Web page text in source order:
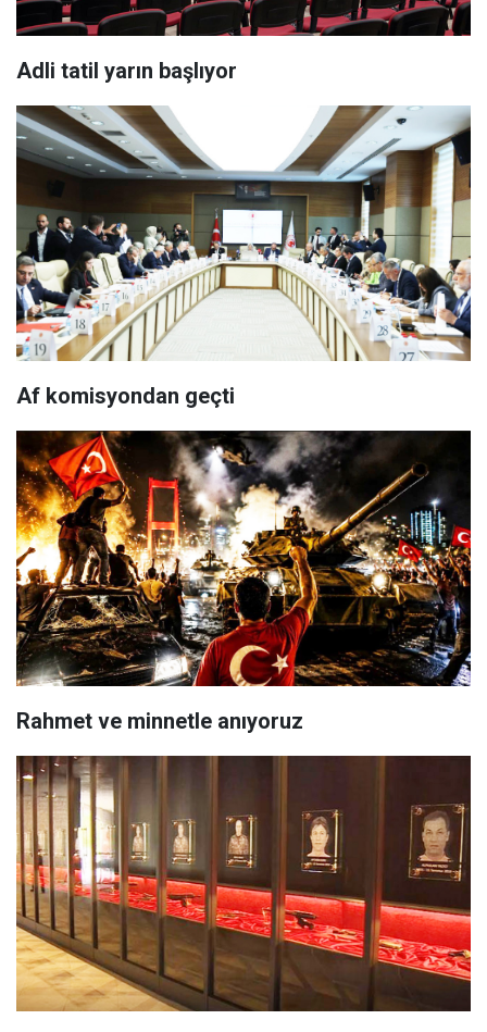
Adli tatil yarın başlıyor
Af komisyondan geçti
Rahmet ve minnetle anıyoruz